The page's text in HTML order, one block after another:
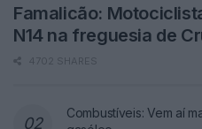
Famalicão:
N14 na freguesia de
4702 SHARES
Combustíveis: Vem aí